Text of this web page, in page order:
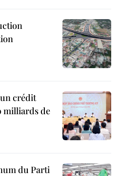
crédit
milliards de
du Parti